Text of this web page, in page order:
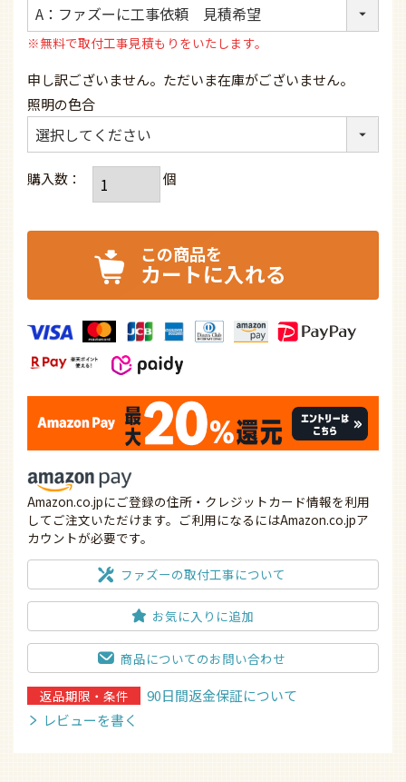
オーデリック製シーリングファンライト
【OLB139】【生産終了品】
通常価格 ¥
特別価格
¥125,618 税込
51.1% OFF
全国対応可能な専門店の取付工事について：
※無料で取付工事見積もりをいたします。
申し訳ございません。ただいま在庫がございません。
照明の色合
カートに入れる